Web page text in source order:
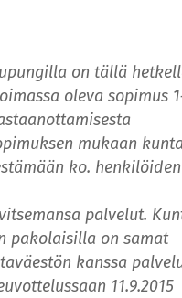
on tällä
oleva sopimus
mukaan
ko. henkilöiden
palvelut.
pakolaisilla on samat
kanssa
11.9.2015